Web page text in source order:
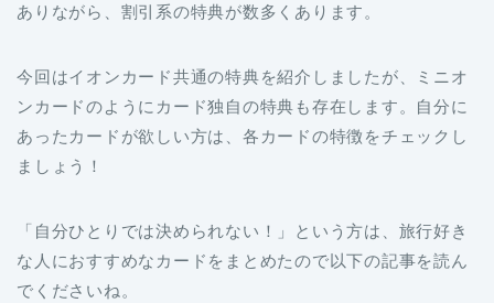
ありながら、割引系の特典が数多くあります。
今回はイオンカード共通の特典を紹介しましたが、ミニオ
ンカードのようにカード独自の特典も存在します。自分に
あったカードが欲しい方は、各カードの特徴をチェックし
ましょう！
「自分ひとりでは決められない！」という方は、旅行好き
な人におすすめなカードをまとめたので以下の記事を読ん
でくださいね。